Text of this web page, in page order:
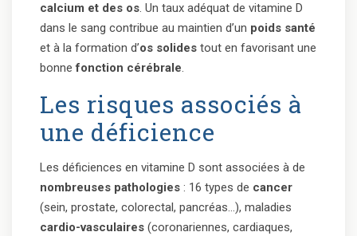
calcium et des os. Un taux adéquat de vitamine D
dans le sang contribue au maintien d’un poids santé
et à la formation d’os solides tout en favorisant une
bonnefonction cérébrale.
Les risques associés à
une déficience
Les déficiences en vitamine D sont associées à de
nombreuses pathologies : 16 types de cancer
(sein, prostate, colorectal, pancréas…), maladies
cardio-vasculaires (coronariennes, cardiaques,